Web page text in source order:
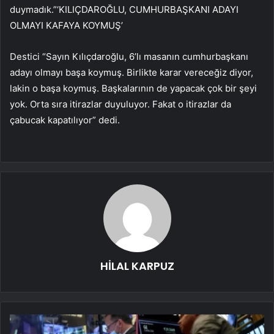
duymadık.”‘KILIÇDAROĞLU, CUMHURBAŞKANI ADAYI
OLMAYI KAFAYA KOYMUŞ’
Destici “Sayın Kılıçdaroğlu, 6’lı masanın cumhurbaşkanı
adayı olmayı başa koymuş. Birlikte karar vereceğiz diyor,
lakin o başa koymuş. Başkalarının de yapacak çok bir şeyi
yok. Orta sıra itirazlar duyuluyor. Fakat o itirazlar da
çabucak kapatılıyor” dedi.
HİLAL KARPUZ